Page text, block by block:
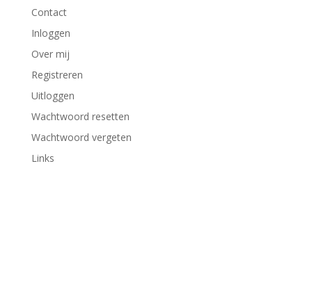
Contact
Inloggen
Over mij
Registreren
Uitloggen
Wachtwoord resetten
Wachtwoord vergeten
Links